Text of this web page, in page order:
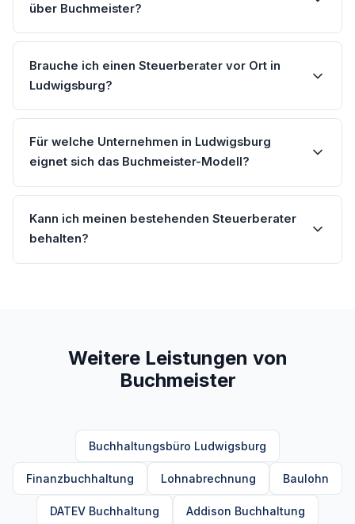
über Buchmeister?
Brauche ich einen Steuerberater vor Ort in
Ludwigsburg?
Für welche Unternehmen in Ludwigsburg
eignet sich das Buchmeister-Modell?
Kann ich meinen bestehenden Steuerberater
behalten?
Weitere Leistungen von
Buchmeister
Buchhaltungsbüro Ludwigsburg
Finanzbuchhaltung Lohnabrechnung Baulohn
DATEV Buchhaltung Addison Buchhaltung